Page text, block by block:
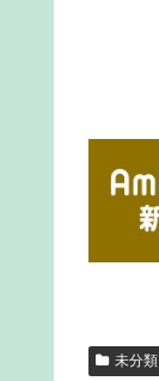
未分類